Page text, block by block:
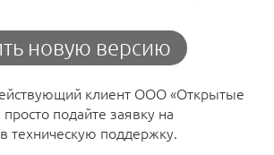
новую версию
клиент ООО «Открытые
подайте заявку на
техническую поддержку.